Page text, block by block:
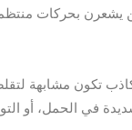
يشعرن بحركات
تكون مشابهة
في الحمل، أو